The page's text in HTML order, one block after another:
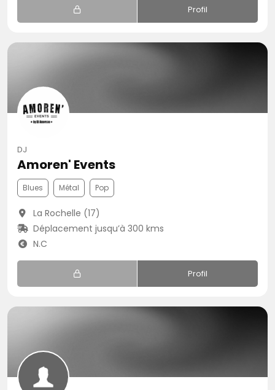
Profil
DJ
Amoren' Events
Blues Métal Pop
La Rochelle (17)
Déplacement jusqu’à 300 kms
N.C
Profil